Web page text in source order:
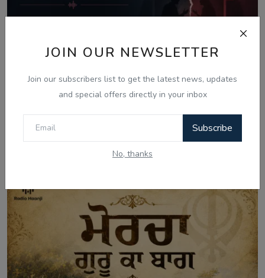
JOIN OUR NEWSLETTER
Join our subscribers list to get the latest news, updates
and special offers directly in your inbox
Subscribe
No, thanks
Aug 5, 2026
What Is Domestic Violence? Identifying
the Warning...